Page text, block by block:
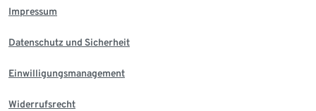
Impressum
Datenschutz und Sicherheit
Einwilligungsmanagement
Widerrufsrecht